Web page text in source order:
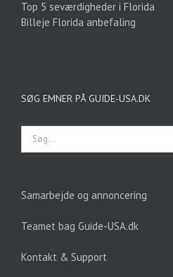
Top 5 seværdigheder i Florida
Billeje Florida anbefaling
SØG EMNER PÅ GUIDE-USA.DK
Søg
efter:
Samarbejde og annoncering
Teamet bag Guide-USA.dk
Kontakt & Support